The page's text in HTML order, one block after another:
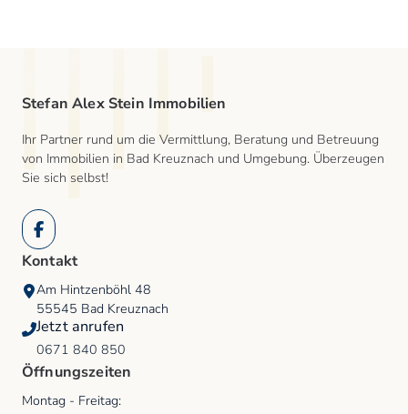
Stefan Alex Stein Immobilien
Ihr Partner rund um die Vermittlung, Beratung und Betreuung
von Immobilien in Bad Kreuznach und Umgebung. Überzeugen
Sie sich selbst!
Facebook
Kontakt
Am Hintzenböhl 48
55545 Bad Kreuznach
Jetzt anrufen
0671 840 850
Öffnungszeiten
Montag - Freitag: